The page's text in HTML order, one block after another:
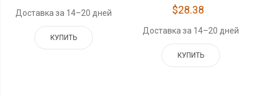
Доставка за 14–20 дней
КУПИТЬ
$28.38
Доставка за 14–20 дней
КУПИТЬ